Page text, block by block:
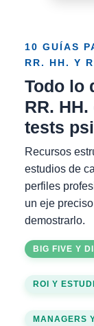
10 GUÍAS
RR. HH. Y
Todo lo
RR.
tests
Recursos
estudios de
perfiles
un eje
demostrarlo.
BIG FIVE Y
ROI Y
MANAGERS